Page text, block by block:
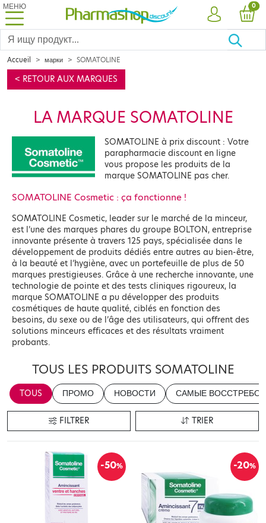
МЕНЮ
УЧЕТНАЯ
0
Accueil марки SOMATOLINE
< RETOUR AUX MARQUES
LA MARQUE SOMATOLINE
SOMATOLINE à prix discount : Votre
parapharmacie discount en ligne
vous propose les produits de la
marque SOMATOLINE pas cher.
SOMATOLINE Cosmetic : ça fonctionne !
SOMATOLINE Cosmetic, leader sur le marché de la minceur,
est l’une des marques phares du groupe BOLTON, entreprise
innovante présente à travers 125 pays, spécialisée dans le
développement de produits dédiés entre autres au bien-être,
à la beauté et l’hygiène, avec un portefeuille de plus de 50
marques prestigieuses. Grâce à une recherche innovante, une
technologie de pointe et des tests cliniques rigoureux, la
marque SOMATOLINE a pu développer des produits
cosmétiques de haute qualité, ciblés en fonction des
besoins, du sexe ou de l’âge des utilisateurs, qui offrent des
solutions minceurs efficaces et des résultats vraiment
probants.
TOUS LES PRODUITS SOMATOLINE
TOUS ПРОМО НОВОСТИ САМЫЕ
FILTRER TRIER
-50% -20%